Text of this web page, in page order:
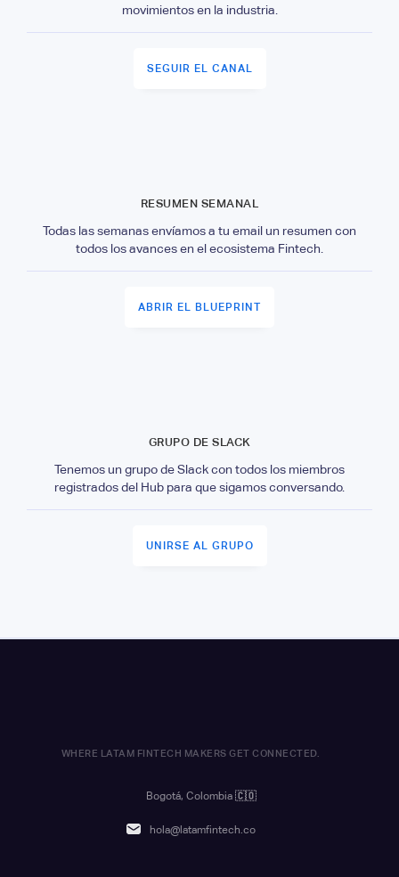
movimientos en la industria.
SEGUIR EL CANAL
RESUMEN SEMANAL
Todas las semanas envíamos a tu email un resumen con
todos los avances en el ecosistema Fintech.
ABRIR EL BLUEPRINT
GRUPO DE SLACK
Tenemos un grupo de Slack con todos los miembros
registrados del Hub para que sigamos conversando.
UNIRSE AL GRUPO
WHERE LATAM FINTECH MAKERS GET CONNECTED.
Bogotá, Colombia 🇨🇴
hola@latamfintech.co